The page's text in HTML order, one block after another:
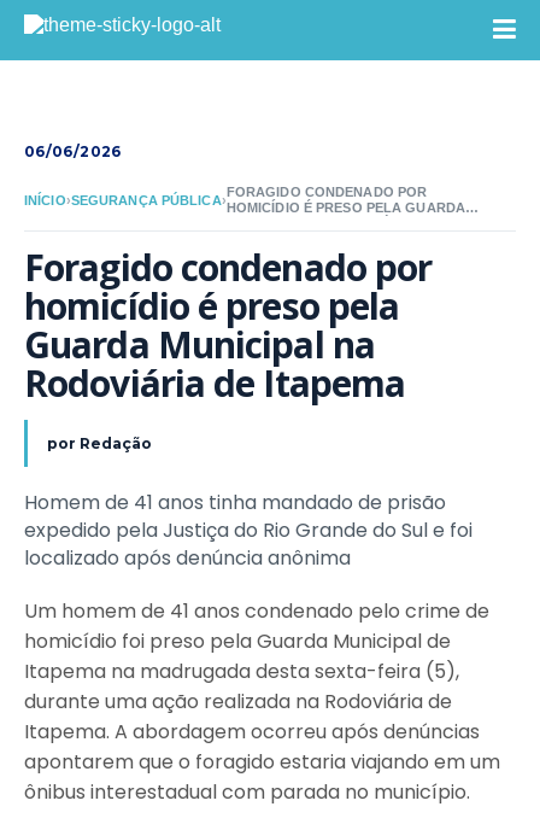
06/06/2026
INÍCIO›SEGURANÇA PÚBLICA›
FORAGIDO CONDENADO POR
HOMICÍDIO É PRESO PELA GUARDA
Foragido condenado por
homicídio é preso pela
Guarda Municipal na
Rodoviária de Itapema
por Redação
Homem de 41 anos tinha mandado de prisão
expedido pela Justiça do Rio Grande do Sul e foi
localizado após denúncia anônima
Um homem de 41 anos condenado pelo crime de
homicídio foi preso pela Guarda Municipal de
Itapema na madrugada desta sexta-feira (5),
durante uma ação realizada na Rodoviária de
Itapema. A abordagem ocorreu após denúncias
apontarem que o foragido estaria viajando em um
ônibus interestadual com parada no município.